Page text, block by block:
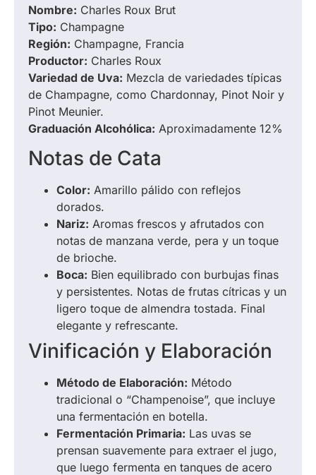
Nombre: Charles Roux Brut
Tipo: Champagne
Región: Champagne, Francia
Productor: Charles Roux
Variedad de Uva: Mezcla de variedades típicas
de Champagne, como Chardonnay, Pinot Noir y
Pinot Meunier.
Graduación Alcohólica: Aproximadamente 12%
Notas de Cata
Color: Amarillo pálido con reflejos
dorados.
Nariz: Aromas frescos y afrutados con
notas de manzana verde, pera y un toque
de brioche.
Boca: Bien equilibrado con burbujas finas
y persistentes. Notas de frutas cítricas y un
ligero toque de almendra tostada. Final
elegante y refrescante.
Vinificación y Elaboración
Método de Elaboración: Método
tradicional o “Champenoise”, que incluye
una fermentación en botella.
Fermentación Primaria: Las uvas se
prensan suavemente para extraer el jugo,
que luego fermenta en tanques de acero